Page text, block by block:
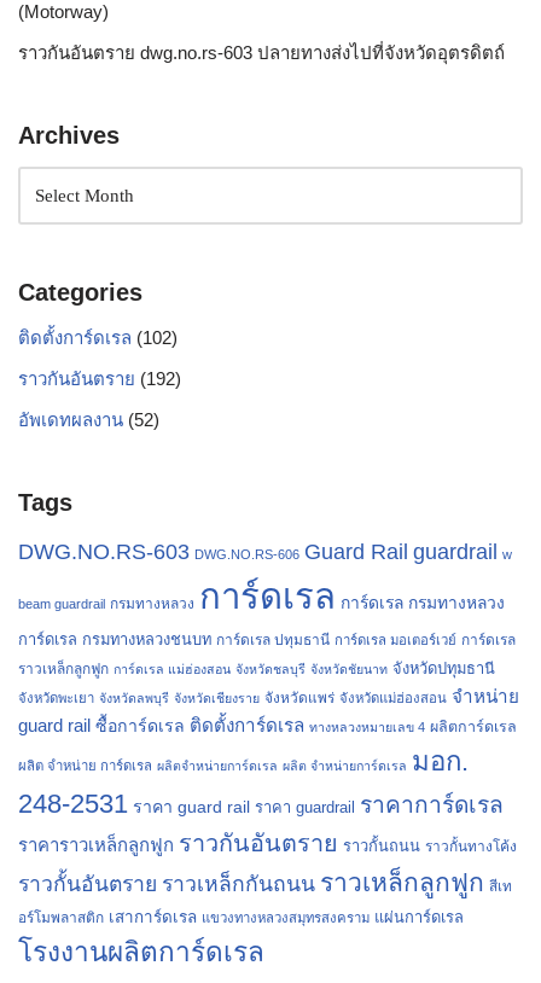
(Motorway)
ราวกันอันตราย dwg.no.rs-603 ปลายทางส่งไปที่จังหวัดอุตรดิตถ์
Archives
Categories
ติดตั้งการ์ดเรล (102)
ราวกันอันตราย (192)
อัพเดทผลงาน (52)
Tags
DWG.NO.RS-603 DWG.NO.RS-606 Guard Rail guardrail w
beam guardrail กรมทางหลวง การ์ดเรล การ์ดเรล กรมทางหลวง
การ์ดเรล กรมทางหลวงชนบท การ์ดเรล ปทุมธานี การ์ดเรล มอเตอร์เวย์ การ์ดเรล
ราวเหล็กลูกฟูก การ์ดเรล แม่ฮ่องสอน จังหวัดชลบุรี จังหวัดชัยนาท จังหวัดปทุมธานี
จังหวัดพะเยา จังหวัดลพบุรี จังหวัดเชียงราย จังหวัดแพร่ จังหวัดแม่ฮ่องสอน จำหน่าย
guard rail ซื้อการ์ดเรล ติดตั้งการ์ดเรล ทางหลวงหมายเลข 4 ผลิตการ์ดเรล
ผลิต จำหน่าย การ์ดเรล ผลิตจำหน่ายการ์ดเรล ผลิต จำหน่ายการ์ดเรล มอก.
248-2531 ราคา guard rail ราคา guardrail ราคาการ์ดเรล
ราคาราวเหล็กลูกฟูก ราวกันอันตราย ราวกั้นถนน ราวกั้นทางโค้ง
ราวกั้นอันตราย ราวเหล็กกันถนน ราวเหล็กลูกฟูก สีเท
อร์โมพลาสติก เสาการ์ดเรล แขวงทางหลวงสมุทรสงคราม แผ่นการ์ดเรล
โรงงานผลิตการ์ดเรล